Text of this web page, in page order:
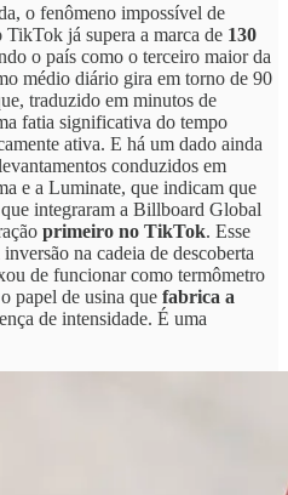
o fenômeno impossível de
já supera a marca de 130
o país como o terceiro maior da
médio diário gira em torno de 90
traduzido em minutos de
fatia significativa do tempo
ativa. E há um dado ainda
conduzidos em
e a Luminate, que indicam que
integraram a Billboard Global
primeiro no TikTok. Esse
na cadeia de descoberta
de funcionar como termômetro
papel de usina que fabrica a
de intensidade. É uma